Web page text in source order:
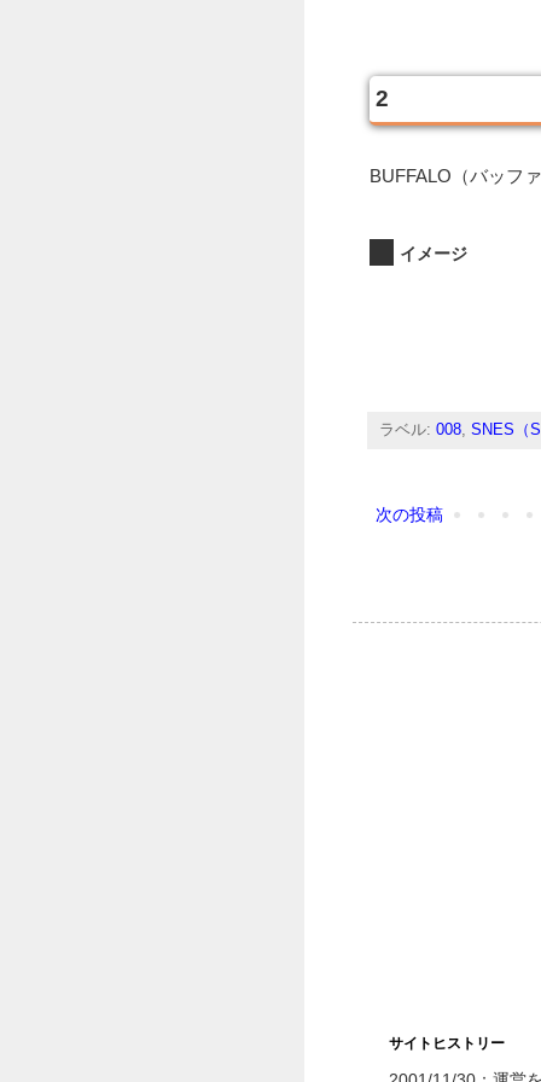
2
BUFFALO（バッフ
イメージ
ラベル: 008 SNES（
次の投稿
サイトヒストリー